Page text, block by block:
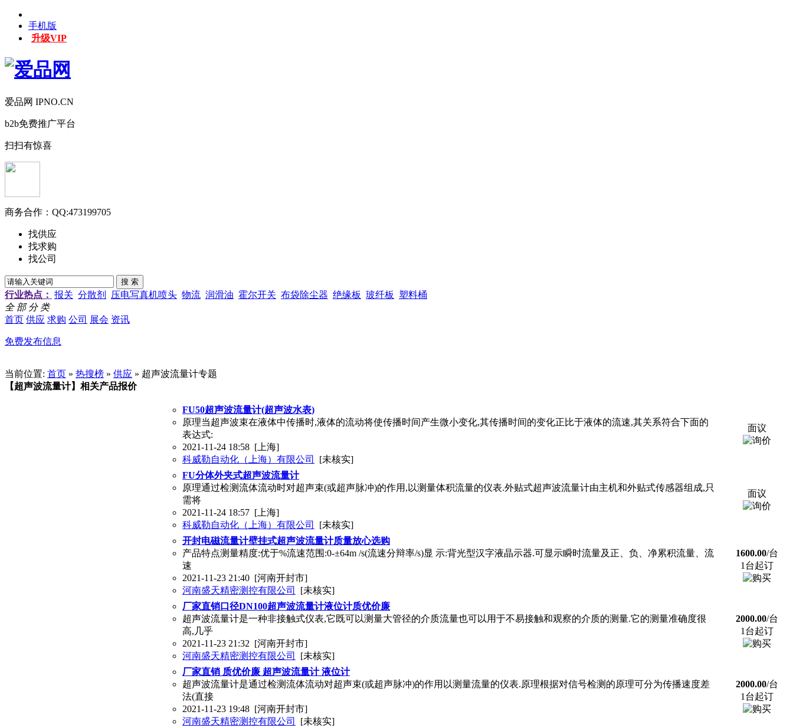
手机版
升级VIP
爱品网 IPNO.CN
b2b免费推广平台
扫扫有惊喜
商务合作： QQ:473199705
找供应
找求购
找公司
行业热点： 报关 分散剂 压电写真机喷头 物流 润滑油 霍尔开关 布袋除尘器 绝缘板 玻纤板
塑料桶
全 部 分 类
首页 供应 求购 公司 展会 资讯
免费发布信息
当前位置: 首页 » 热搜榜 » 供应 » 超声波流量计专题
【超声波流量计】相关产品报价
FU50超声波流量计(超声波水表)
原理当超声波束在液体中传播时,液体的流动将使传播时间产生微小变化,其传播时间的变化正比于液体的流速,其关系符合下面的
表达式:
2021-11-24 18:58 [上海]
科威勒自动化（上海）有限公司
[未核实]
面议
FU分体外夹式超声波流量计
原理通过检测流体流动时对超声束(或超声脉冲)的作用,以测量体积流量的仪表.外贴式超声波流量计由主机和外贴式传感器组成,只
需将
2021-11-24 18:57 [上海]
科威勒自动化（上海）有限公司
[未核实]
面议
开封电磁流量计壁挂式超声波流量计质量放心选购
产品特点测量精度:优于%流速范围:0-±64m /s(流速分辩率/s)显 示:背光型汉字液晶示器.可显示瞬时流量及正、负、净累积流量、流
速
2021-11-23 21:40 [河南开封市]
河南盛天精密测控有限公司
[未核实]
1600.00/台
1台起订
厂家直销口径DN100超声波流量计液位计质优价廉
超声波流量计是一种非接触式仪表,它既可以测量大管径的介质流量也可以用于不易接触和观察的介质的测量.它的测量准确度很
高,几乎
2021-11-23 21:32 [河南开封市]
河南盛天精密测控有限公司
[未核实]
2000.00/台
1台起订
厂家直销 质优价廉 超声波流量计 液位计
超声波流量计是通过检测流体流动对超声束(或超声脉冲)的作用以测量流量的仪表.原理根据对信号检测的原理可分为传播速度差
法(直接
2021-11-23 19:48 [河南开封市]
河南盛天精密测控有限公司
[未核实]
2000.00/台
1台起订